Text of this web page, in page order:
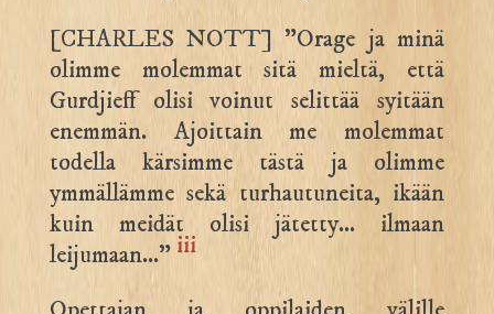
[CHARLES NOTT] ”Orage ja minä
olimme molemmat sitä mieltä, että
Gurdjieff olisi voinut selittää syitään
enemmän. Ajoittain me molemmat
todella kärsimme tästä ja olimme
ymmällämme sekä turhautuneita, ikään
kuin meidät olisi jätetty… ilmaan
leijumaan…” iii